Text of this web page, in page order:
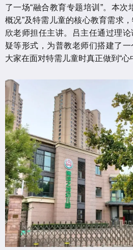
了一场“融合教育专题培训”。本次
概况”及特需儿童的核心教育需求
欣老师担任主讲。吕主任通过理
疑等形式，为普教老师们搭建了
大家在面对特需儿童时真正做到“心